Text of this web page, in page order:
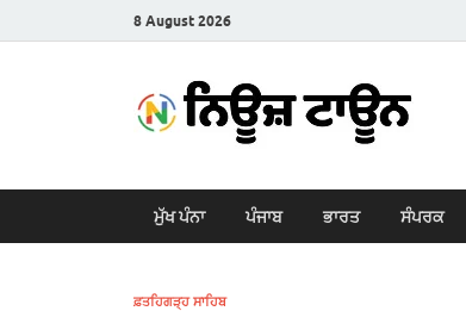
8 August 2026
ਮੁੱਖ ਪੰਨਾ ਪੰਜਾਬ ਭਾਰਤ ਸੰਪਰਕ
ਫ਼ਤਹਿਗੜ੍ਹ ਸਾਹਿਬ